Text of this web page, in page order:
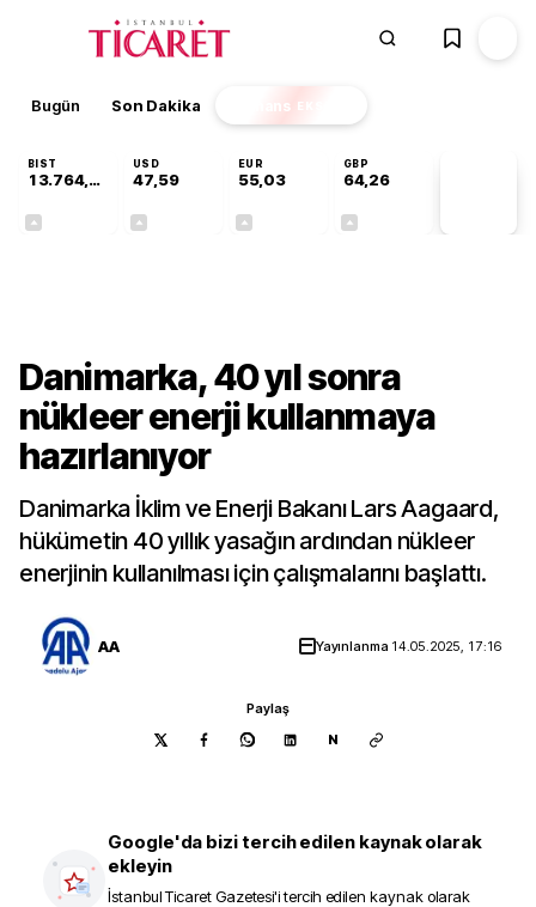
Bugün Son Dakika Finans EKSTRA
BIST
13.764,88
USD
47,59
EUR
55,03
GBP
64,26
Danimarka, 40 yıl sonra
nükleer enerji kullanmaya
hazırlanıyor
Danimarka İklim ve Enerji Bakanı Lars Aagaard,
hükümetin 40 yıllık yasağın ardından nükleer
enerjinin kullanılması için çalışmalarını başlattı.
AA Yayınlanma 14.05.2025, 17:16
Paylaş
N
Google'da bizi tercih edilen kaynak olarak
ekleyin
İstanbul Ticaret Gazetesi'i tercih edilen kaynak olarak